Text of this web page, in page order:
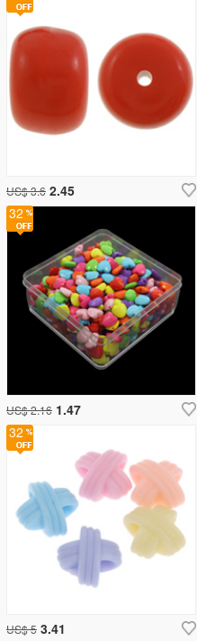
US$ 3.6 2.45
32
US$ 2.16 1.47
32
US$ 5 3.41